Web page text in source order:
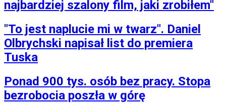
najbardziej szalony film, jaki zrobiłem"
"To jest naplucie mi w twarz". Daniel
Olbrychski napisał list do premiera
Tuska
Ponad 900 tys. osób bez pracy. Stopa
bezrobocia poszła w górę